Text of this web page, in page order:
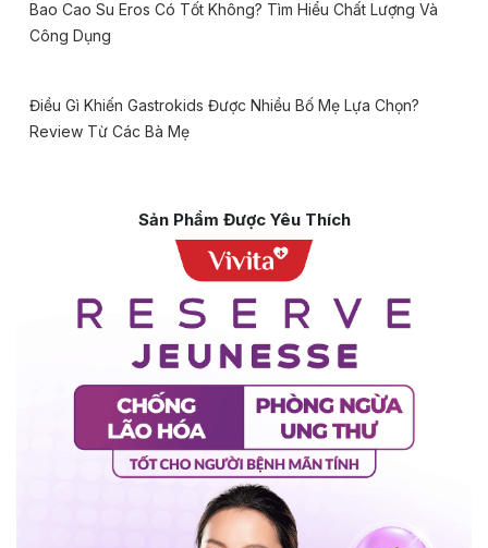
Bao Cao Su Eros Có Tốt Không? Tìm Hiểu Chất Lượng Và
Công Dụng
Điều Gì Khiến Gastrokids Được Nhiều Bố Mẹ Lựa Chọn?
Review Từ Các Bà Mẹ
Sản Phẩm Được Yêu Thích